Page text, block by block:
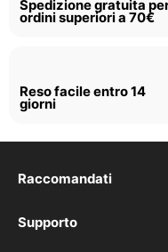
Spedizione gratuita
ordini superiori a 70€
Reso facile entro 14
giorni
Raccomandati
realme P4x
Supporto